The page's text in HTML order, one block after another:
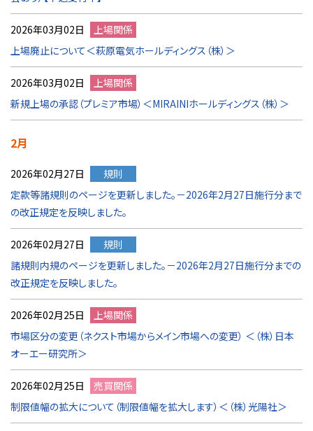
2026年03月02日
上場関係
上場廃止について＜萩原電気ホールディングス（株）＞
2026年03月02日
上場関係
新規上場の承認（プレミア市場）＜MIRAINIホールディングス（株）＞
2月
2026年02月27日
規則
定款等諸規則のページを更新しました。－2026年2月27日施行分まで
の改正規定を反映しました。
2026年02月27日
規則
諸規則内規のページを更新しました。－2026年2月27日施行分までの
改正規定を反映しました。
2026年02月25日
上場関係
市場区分の変更（ネクスト市場からメイン市場への変更） ＜（株）日本
オーエー研究所＞
2026年02月25日
売買関係
制限値幅の拡大について（制限値幅を拡大します）＜（株）光陽社＞